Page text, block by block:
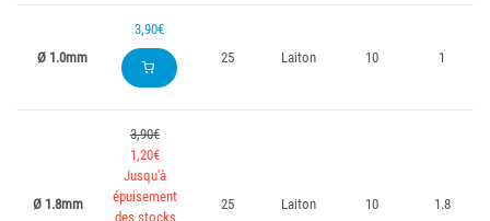
Ø 1.0mm
3,90€
25
Laiton 10 1
Ø 1.8mm
3,90€
1,20€
Jusqu'à
épuisement
des stocks
25 Laiton 10 1.8